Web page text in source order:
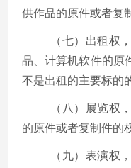
供作品的原件或者复
（七）出租权
品、计算机软件的原
不是出租的主要标的
（八）展览权
的原件或者复制件的
（九）表演权